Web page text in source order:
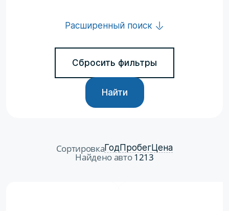
Расширенный поиск
Сбросить фильтры
Найти
СортировкаГодПробегЦена
Найдено авто1213